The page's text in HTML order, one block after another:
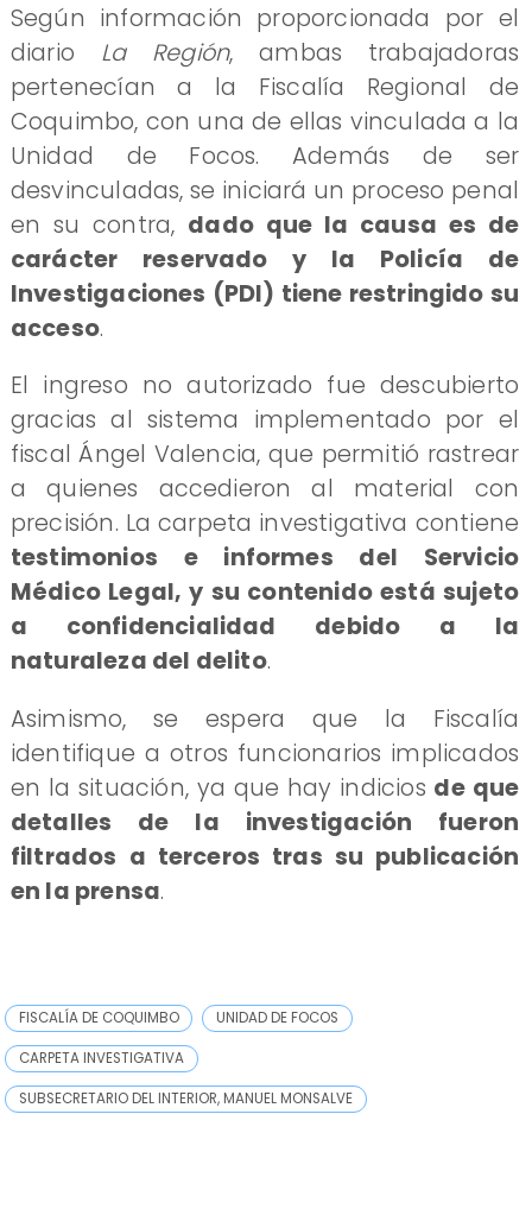
Según información proporcionada por el
diario La Región, ambas trabajadoras
pertenecían a la Fiscalía Regional de
Coquimbo, con una de ellas vinculada a la
Unidad de Focos. Además de ser
desvinculadas, se iniciará un proceso penal
en su contra, dado que la causa es de
carácter reservado y la Policía de
Investigaciones (PDI) tiene restringido su
acceso.
El ingreso no autorizado fue descubierto
gracias al sistema implementado por el
fiscal Ángel Valencia, que permitió rastrear
a quienes accedieron al material con
precisión. La carpeta investigativa contiene
testimonios e informes del Servicio
Médico Legal, y su contenido está sujeto
a confidencialidad debido a la
naturaleza del delito.
Asimismo, se espera que la Fiscalía
identifique a otros funcionarios implicados
en la situación, ya que hay indicios de que
detalles de la investigación fueron
filtrados a terceros tras su publicación
en la prensa.
FISCALÍA DE COQUIMBO UNIDAD DE FOCOS
CARPETA INVESTIGATIVA
SUBSECRETARIO DEL INTERIOR, MANUEL MONSALVE